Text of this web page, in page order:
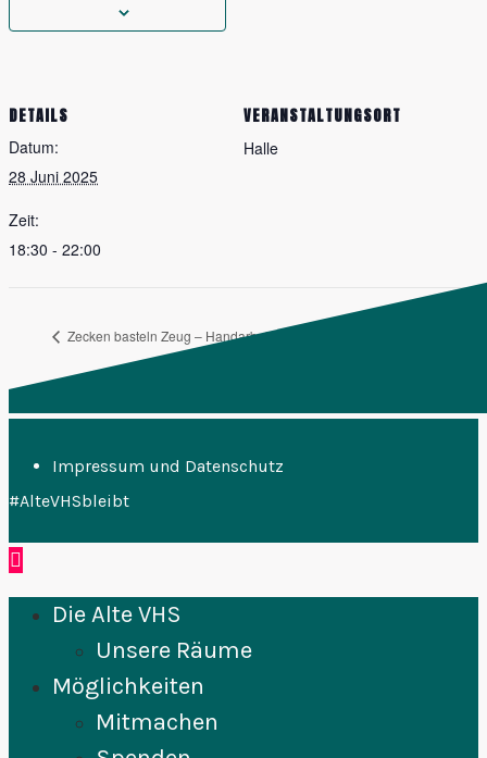
DETAILS
Datum:
28 Juni 2025
Zeit:
18:30 - 22:00
VERANSTALTUNGSORT
Halle
Zecken basteln Zeug – Handarbeit von links
Impressum und Datenschutz
#AlteVHSbleibt
Die Alte VHS
Unsere Räume
Möglichkeiten
Mitmachen